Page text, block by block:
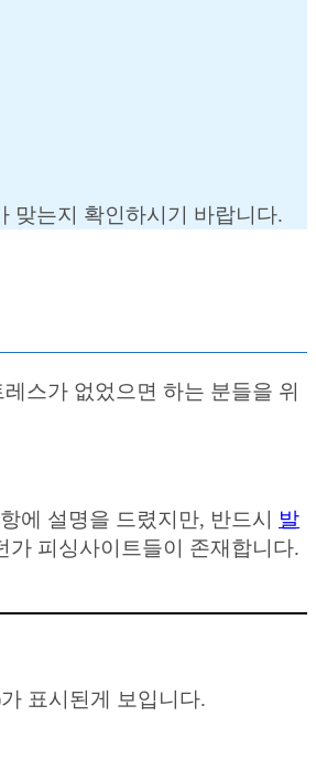
맞는지 확인하시기 바랍니다.
스가 없었으면 하는 분들을 위
에 설명을 드렸지만, 반드시 발
가 피싱사이트들이 존재합니다.
표시된게 보입니다.